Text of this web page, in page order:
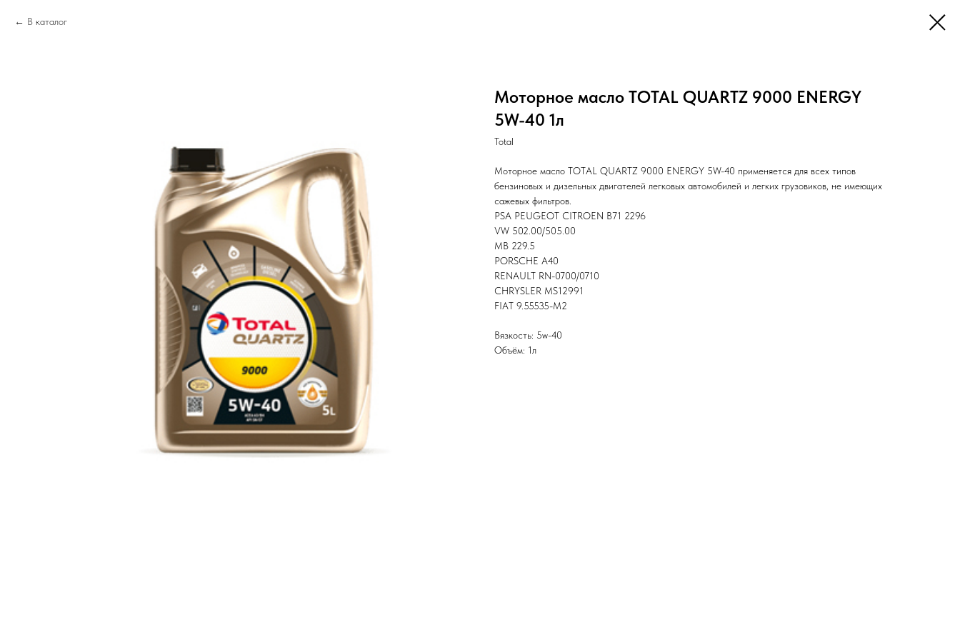
В каталог
Моторное масло TOTAL QUARTZ 9000 ENERGY
5W-40 1л
Total
Моторное масло TOTAL QUARTZ 9000 ENERGY 5W-40 применяется для всех типов
бензиновых и дизельных двигателей легковых автомобилей и легких грузовиков, не имеющих
сажевых фильтров.
PSA PEUGEOT CITROEN B71 2296
VW 502.00/505.00
MB 229.5
PORSCHE A40
RENAULT RN-0700/0710
CHRYSLER MS12991
FIAT 9.55535-M2
Вязкость: 5w-40
Объём: 1л